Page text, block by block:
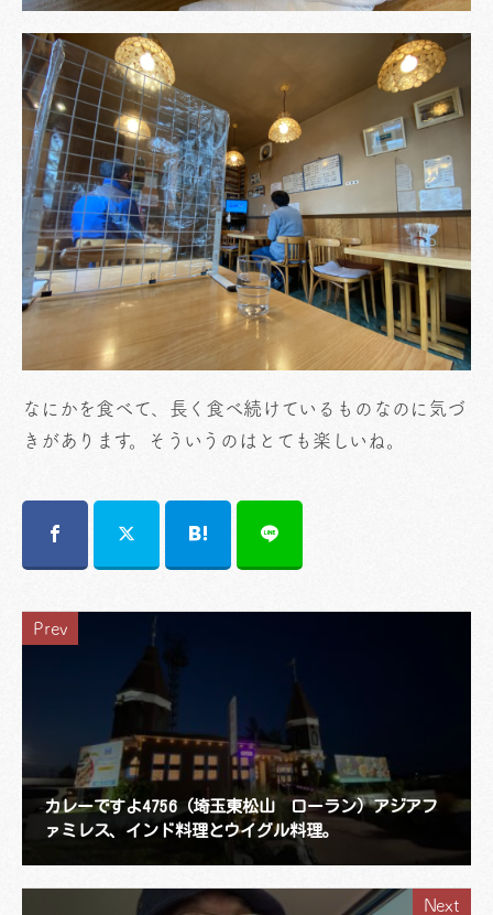
なにかを食べて、長く食べ続けているものなのに気づ
きがあります。そういうのはとても楽しいね。
Prev
カレーですよ4756（埼玉東松山 ローラン）アジアフ
ァミレス、インド料理とウイグル料理。
Next